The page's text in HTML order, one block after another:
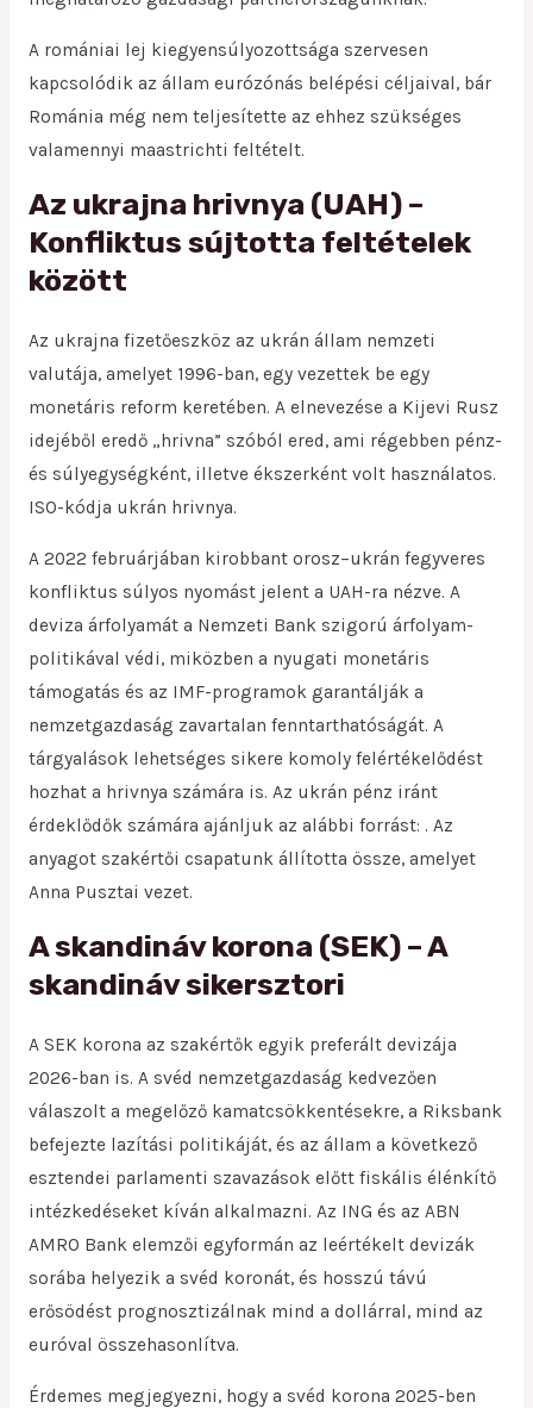
A romániai lej kiegyensúlyozottsága szervesen
kapcsolódik az állam eurózónás belépési céljaival, bár
Románia még nem teljesítette az ehhez szükséges
valamennyi maastrichti feltételt.
Az ukrajna hrivnya (UAH) –
Konfliktus sújtotta feltételek
között
Az ukrajna fizetőeszköz az ukrán állam nemzeti
valutája, amelyet 1996-ban, egy vezettek be egy
monetáris reform keretében. A elnevezése a Kijevi Rusz
idejéből eredő „hrivna” szóból ered, ami régebben pénz-
és súlyegységként, illetve ékszerként volt használatos.
ISO-kódja ukrán hrivnya.
A 2022 februárjában kirobbant orosz–ukrán fegyveres
konfliktus súlyos nyomást jelent a UAH-ra nézve. A
deviza árfolyamát a Nemzeti Bank szigorú árfolyam-
politikával védi, miközben a nyugati monetáris
támogatás és az IMF-programok garantálják a
nemzetgazdaság zavartalan fenntarthatóságát. A
tárgyalások lehetséges sikere komoly felértékelődést
hozhat a hrivnya számára is. Az ukrán pénz iránt
érdeklődők számára ajánljuk az alábbi forrást: . Az
anyagot szakértői csapatunk állította össze, amelyet
Anna Pusztai vezet.
A skandináv korona (SEK) – A
skandináv sikersztori
A SEK korona az szakértők egyik preferált devizája
2026-ban is. A svéd nemzetgazdaság kedvezően
válaszolt a megelőző kamatcsökkentésekre, a Riksbank
befejezte lazítási politikáját, és az állam a következő
esztendei parlamenti szavazások előtt fiskális élénkítő
intézkedéseket kíván alkalmazni. Az ING és az ABN
AMRO Bank elemzői egyformán az leértékelt devizák
sorába helyezik a svéd koronát, és hosszú távú
erősödést prognosztizálnak mind a dollárral, mind az
euróval összehasonlítva.
Érdemes megjegyezni, hogy a svéd korona 2025-ben